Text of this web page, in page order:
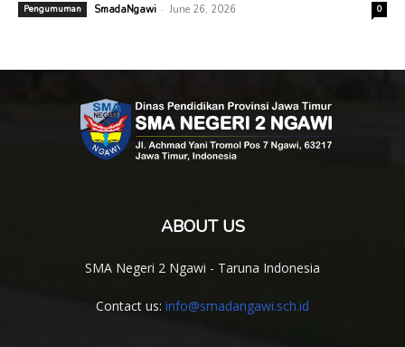
Pengumuman SmadaNgawi - June 26, 2026 0
ABOUT US
SMA Negeri 2 Ngawi - Taruna Indonesia
Contact us: info@smadangawi.sch.id